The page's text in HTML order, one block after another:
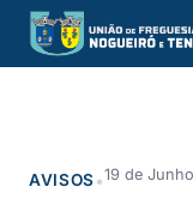
Saltar
para
o
AVISOS•19 de